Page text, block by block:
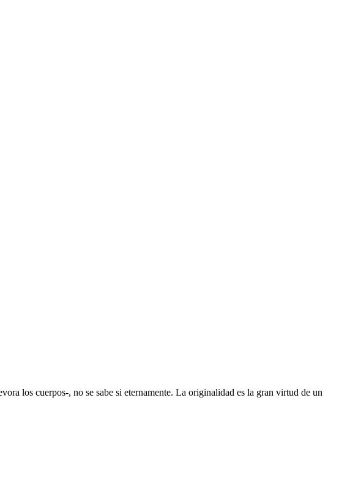
los cuerpos-, no se sabe si eternamente. La originalidad es la gran virtud de un